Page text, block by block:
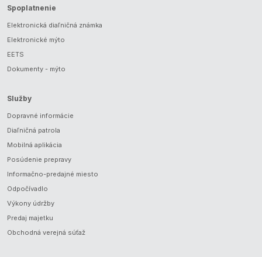
Spoplatnenie
Elektronická diaľničná známka
Elektronické mýto
EETS
Dokumenty - mýto
Služby
Dopravné informácie
Diaľničná patrola
Mobilná aplikácia
Posúdenie prepravy
Informačno-predajné miesto
Odpočívadlo
Výkony údržby
Predaj majetku
Obchodná verejná súťaž